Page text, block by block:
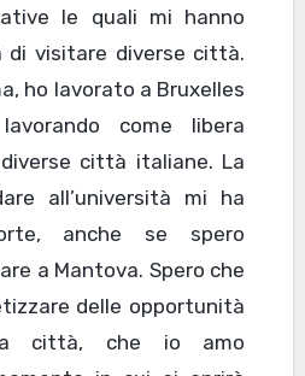
le quali mi hanno
di visitare diverse città.
ho lavorato a Bruxelles
come libera
città italiane. La
all’università mi ha
anche se spero
a Mantova. Spero che
delle opportunità
città, che io amo